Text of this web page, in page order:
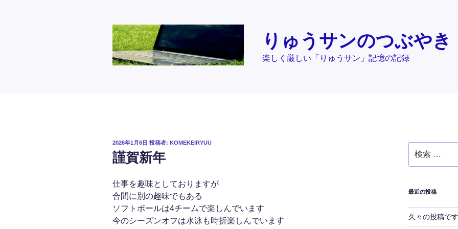
りゅうサンのつぶやき
楽しく厳しい「りゅうサン」記憶の記録
投
稿
日:
2026年1月6日 投稿者: KOMEKEIRYUU
謹賀新年
仕事を趣味としておりますが
合間に別の趣味でもある
ソフトボールは4チームで楽しんでいます
今のシーズンオフは水泳も時折楽しんでいます
索:
最近の投稿
久々の投稿です